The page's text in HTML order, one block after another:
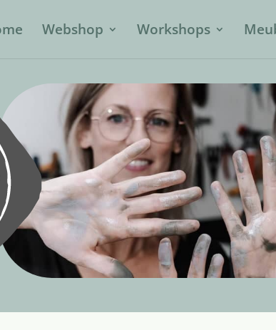
Webshop Workshops